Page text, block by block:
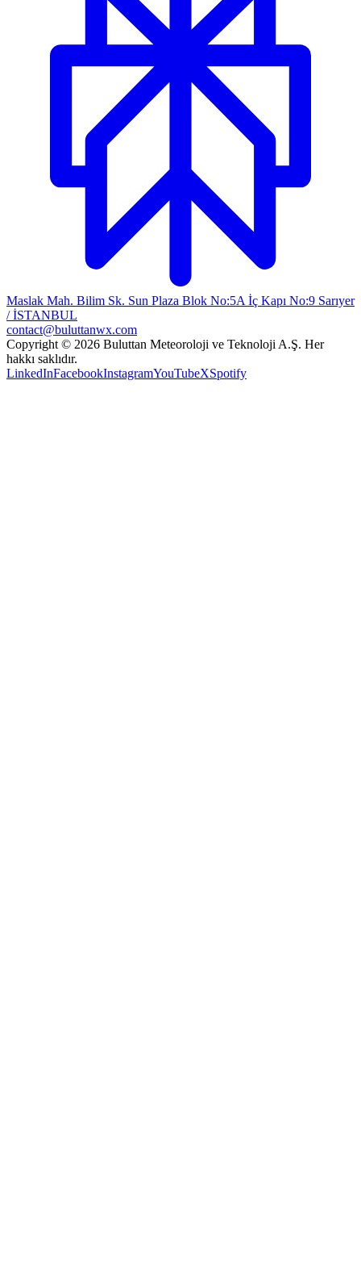
Maslak Mah. Bilim Sk. Sun Plaza Blok No:5A İç Kapı No:9 Sarıyer
/ İSTANBUL
contact@buluttanwx.com
Copyright © 2026 Buluttan Meteoroloji ve Teknoloji A.Ş. Her
hakkı saklıdır.
LinkedInFacebookInstagramYouTubeXSpotify